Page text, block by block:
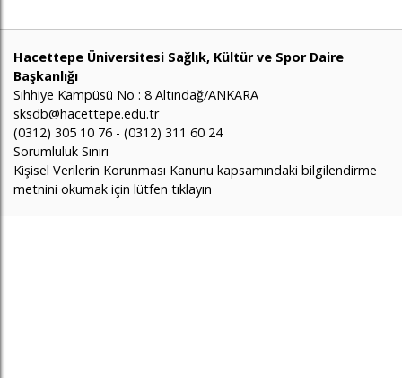
Hacettepe Üniversitesi Sağlık, Kültür ve Spor Daire
Başkanlığı
Sıhhiye Kampüsü No : 8 Altındağ/ANKARA
sksdb@hacettepe.edu.tr
(0312) 305 10 76 - (0312) 311 60 24
Sorumluluk Sınırı
Kişisel Verilerin Korunması Kanunu kapsamındaki bilgilendirme
metnini okumak için lütfen tıklayın